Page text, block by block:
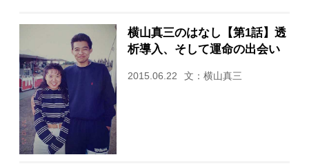
横山真三のはなし【第1話】透
析導入、そして運命の出会い
2015.06.22 文：横山真三